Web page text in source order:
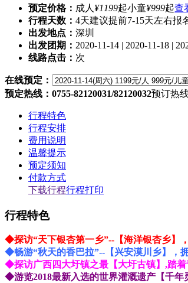
预定价格： 成人 ¥1199起小童¥999起查
行程天数： 4天建议提前7-15天左右报
出发地点： 深圳
出发团期： 2020-11-14 | 2020-11-18 |
线路点击： 次
在线预定：
预定热线：0755-82120031/82120032预订热
行程特色
行程安排
费用说明
温馨提示
预定须知
付款方式
下载行程行程打印
行程特色
◆探访“天下银杏第一乡”--【海洋银杏乡】
◆畅游“秋天的香巴拉”--【兴安漠川乡】，
◆探访广西四大圩镇之最【大圩古镇】,踏着
◆游览2018最新入选的世界灌溉遗产【千年